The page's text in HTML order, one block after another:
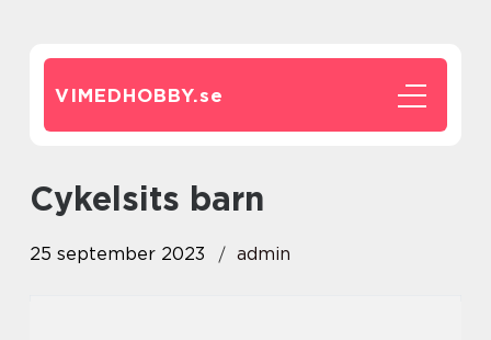
VIMEDHOBBY.se
cykelsits barn
25 september 2023 admin